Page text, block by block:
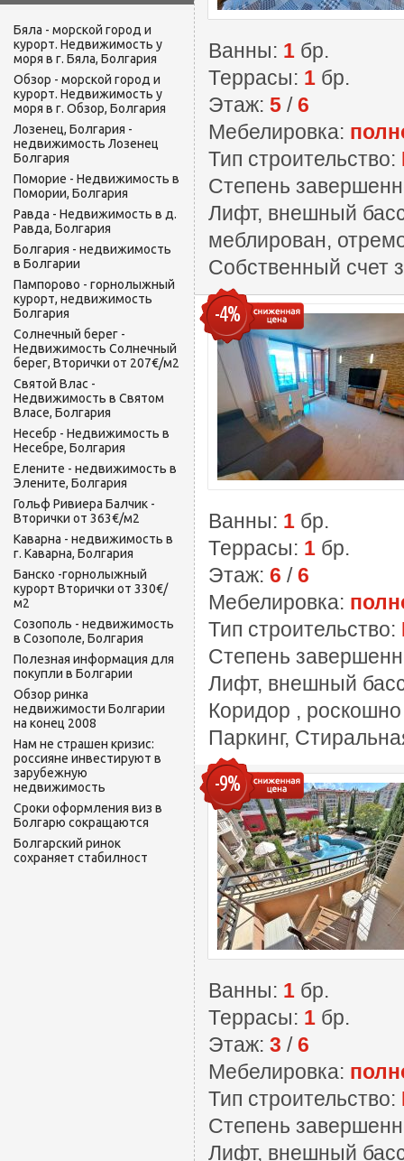
Бяла - морской город и
курорт. Недвижимость у
моря в г. Бяла, Болгария
Обзор - морской город и
курорт. Недвижимость у
моря в г. Обзор, Болгария
Лозенец, Болгария -
недвижимость Лозенец
Болгария
Поморие - Недвижимость в
Помории, Болгария
Равда - Недвижимость в д.
Равда, Болгария
Болгария - недвижимость
в Болгарии
Пампорово - горнолыжный
курорт, недвижимость
Болгария
Солнечный берег -
Недвижимость Солнечный
берег, Вторички от 207€/м2
Святой Влас -
Недвижимость в Святом
Власе, Болгария
Несебр - Недвижимость в
Несебре, Болгария
Елените - недвижимость в
Элените, Болгария
Гольф Ривиера Балчик -
Вторички от 363€/м2
Каварна - недвижимость в
г. Каварна, Болгария
Банско -горнолыжный
курорт Вторички от 330€/
м2
Созополь - недвижимость
в Созополе, Болгария
Полезная информация для
покупли в Болгарии
Обзор ринка
недвижимости Болгарии
на конец 2008
Нам не страшен кризис:
россияне инвестируют в
зарубежную
недвижимость
Сроки оформления виз в
Болгарю сокращаются
Болгарский ринок
сохраняет стабилност
Ванны: 1 бр.
Террасы: 1 бр.
Этаж: 5 /6
Мебелировка:
Тип строительство:
Степень
Лифт, внешный
меблирован,
Собственный счет
-4%
Ванны: 1 бр.
Террасы: 1 бр.
Этаж: 6 /6
Мебелировка:
Тип строительство:
Степень
Лифт, внешный
Коридор ,
Паркинг,
-9%
Ванны: 1 бр.
Террасы: 1 бр.
Этаж: 3 /6
Мебелировка:
Тип строительство:
Степень
Лифт, внешный